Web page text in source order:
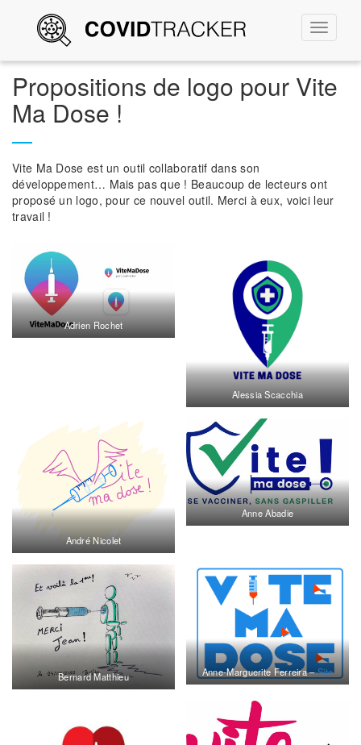
la
Propositions de logo pour Vite
Ma Dose !
Vite Ma Dose est un outil collaboratif dans son
développement… Mais pas que ! Beaucoup de lecteurs ont
proposé un logo, pour ce nouvel outil. Merci à eux, voici leur
travail !
Adrien Rochet
Alessia Scacchia
André Nicolet
Anne Abadie
Bernard Matthieu Anne-Marguerite Ferreira –Site